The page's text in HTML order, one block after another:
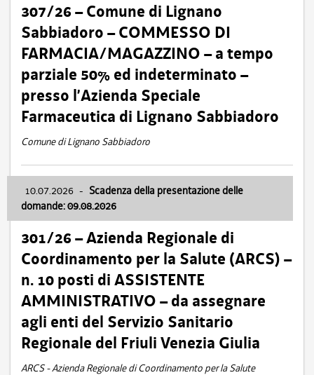
307/26 – Comune di Lignano
Sabbiadoro – COMMESSO DI
FARMACIA/MAGAZZINO – a tempo
parziale 50% ed indeterminato –
presso l’Azienda Speciale
Farmaceutica di Lignano Sabbiadoro
Comune di Lignano Sabbiadoro
10.07.2026 - Scadenza della presentazione delle
domande: 09.08.2026
301/26 – Azienda Regionale di
Coordinamento per la Salute (ARCS) –
n. 10 posti di ASSISTENTE
AMMINISTRATIVO – da assegnare
agli enti del Servizio Sanitario
Regionale del Friuli Venezia Giulia
ARCS - Azienda Regionale di Coordinamento per la Salute